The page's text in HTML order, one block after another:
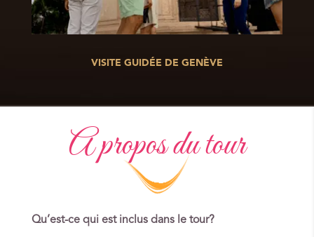
VISITE GUIDÉE DE GENÈVE
A propos du tour
Qu’est-ce qui est inclus dans le tour?